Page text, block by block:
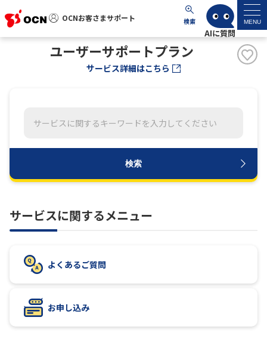
OCNお客さまサポート 検索 MENU
OCNお客さまサポート
マイページ
サービス名から探す
各種ダウンロード
お問い合わせ
お知らせ サポートサイトの使い方
ユーザーサポートプラン
サービス詳細はこちら
検索
サービスに関するメニュー
よくあるご質問
お申し込み